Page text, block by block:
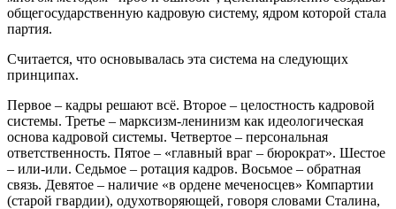
общегосударственную кадровую систему, ядром которой стала
партия.
Считается, что основывалась эта система на следующих
принципах.
Первое – кадры решают всё. Второе – целостность кадровой
системы. Третье – марксизм-ленинизм как идеологическая
основа кадровой системы. Четвертое – персональная
ответственность. Пятое – «главный враг – бюрократ». Шестое
– или-или. Седьмое – ротация кадров. Восьмое – обратная
связь. Девятое – наличие «в ордене меченосцев» Компартии
(старой гвардии), одухотворяющей, говоря словами Сталина,